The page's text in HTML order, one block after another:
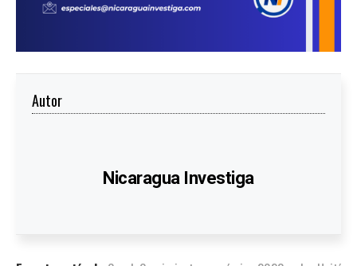
Autor
Nicaragua Investiga